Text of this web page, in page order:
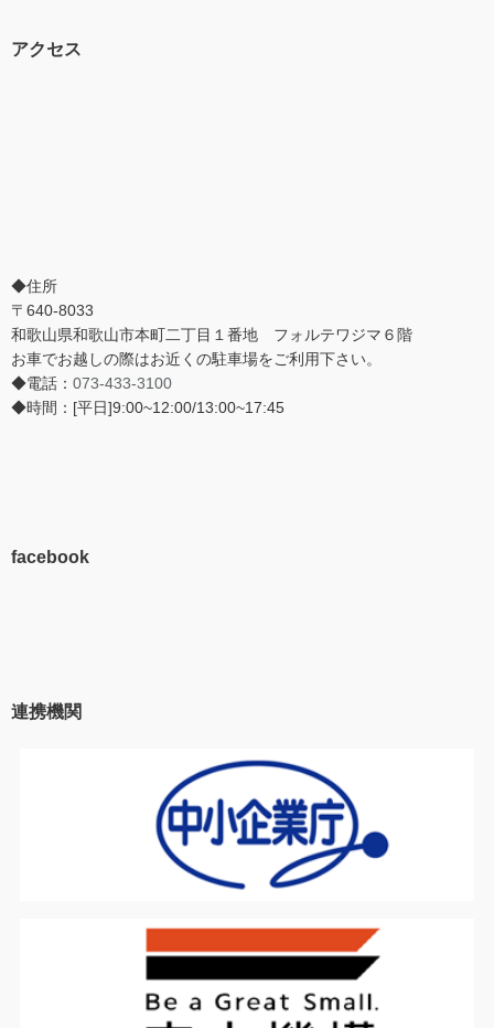
アクセス
◆住所
〒640-8033
和歌山県和歌山市本町二丁目１番地 フォルテワジマ６階
お車でお越しの際はお近くの駐車場をご利用下さい。
◆電話： 073-433-3100
◆時間：[平日]9:00~12:00/13:00~17:45
facebook
連携機関